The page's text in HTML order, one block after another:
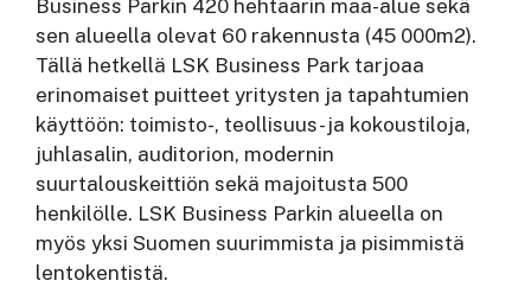
Business Parkin 420 hehtaarin maa-alue sekä
sen alueella olevat 60 rakennusta (45 000m2).
Tällä hetkellä LSK Business Park tarjoaa
erinomaiset puitteet yritysten ja tapahtumien
käyttöön: toimisto-, teollisuus- ja kokoustiloja,
juhlasalin, auditorion, modernin
suurtalouskeittiön sekä majoitusta 500
henkilölle. LSK Business Parkin alueella on
myös yksi Suomen suurimmista ja pisimmistä
lentokentistä.